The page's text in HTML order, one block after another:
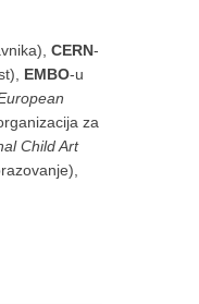
CERN-
EMBO-u
za
Child Art